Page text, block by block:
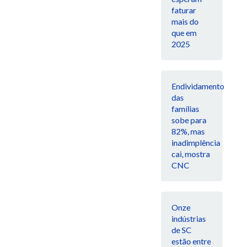
faturar
mais do
que em
2025
Endividamento
das
famílias
sobe para
82%, mas
inadimplência
cai, mostra
CNC
Onze
indústrias
de SC
estão entre